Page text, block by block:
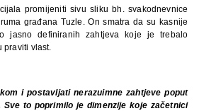
promijeniti sivu sliku bh. svakodnevnice
građana Tuzle. On smatra da su kasnije
jasno definiranih zahtjeva koje je trebalo
praviti vlast.
i postavljati nerazuimne zahtjeve poput
Sve to poprimilo je dimenzije koje začetnici